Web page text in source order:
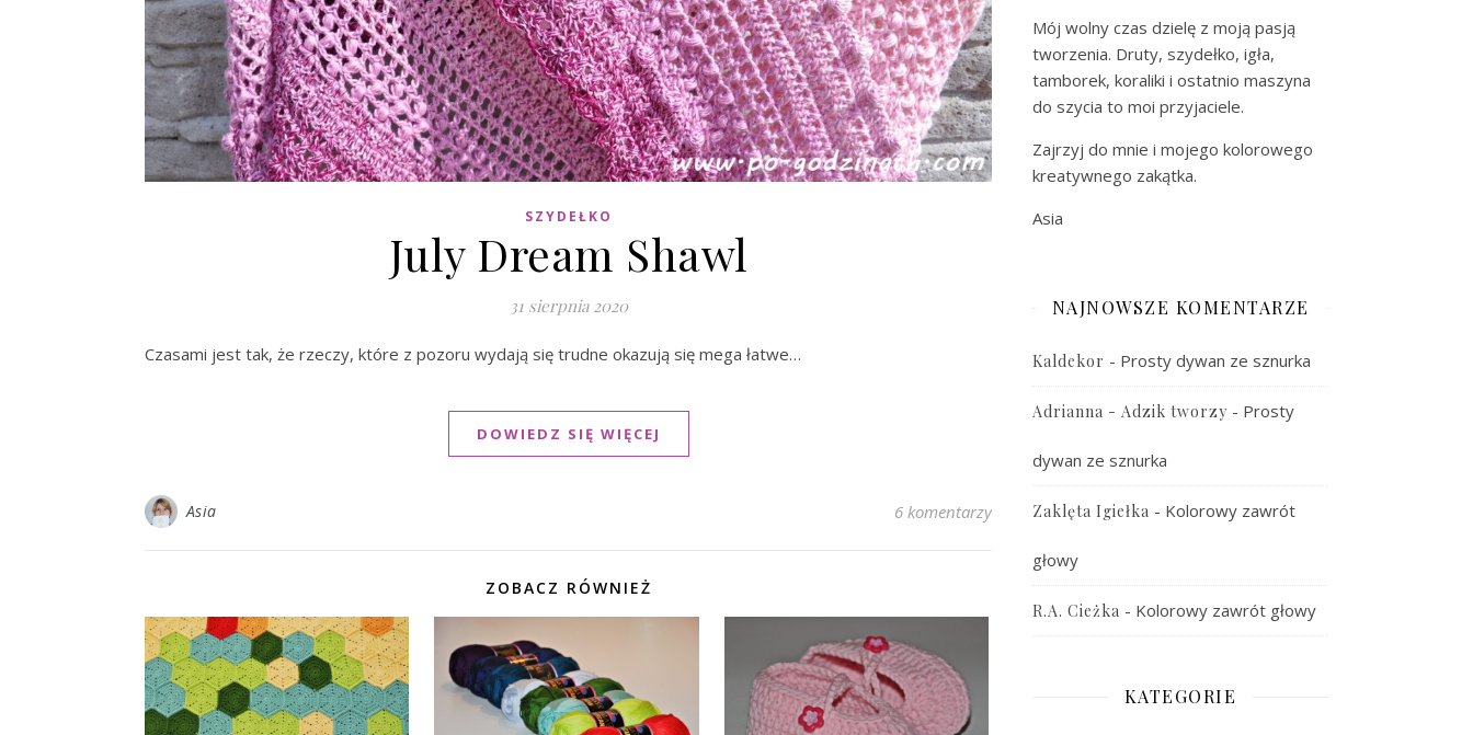
SZYDEŁKO
July Dream Shawl
31 sierpnia 2020
Czasami jest tak, że rzeczy, które z pozoru wydają się trudne okazują się mega łatwe…
DOWIEDZ SIĘ WIĘCEJ
Asia 6 komentarzy
ZOBACZ RÓWNIEŻ
Mój wolny czas dzielę z moją pasją
tworzenia. Druty, szydełko, igła,
tamborek, koraliki i ostatnio maszyna
do szycia to moi przyjaciele.
Zajrzyj do mnie i mojego kolorowego
kreatywnego zakątka.
Asia
NAJNOWSZE KOMENTARZE
Kaldekor - Prosty dywan ze sznurka
Adrianna - Adzik tworzy - Prosty
dywan ze sznurka
Zaklęta Igiełka - Kolorowy zawrót
głowy
R.A. Cieżka - Kolorowy zawrót głowy
KATEGORIE